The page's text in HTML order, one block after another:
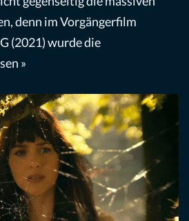
denn im Vorgängerfilm
(2021) wurde die
»